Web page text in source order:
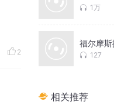
2
1万
福尔摩
127
相关推荐